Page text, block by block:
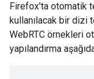
Firefox'ta otomatik
kullanılacak bir dizi
WebRTC örnekleri
yapılandırma